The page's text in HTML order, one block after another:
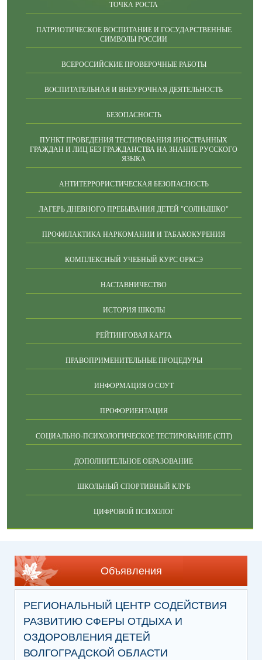
ТОЧКА РОСТА
ПАТРИОТИЧЕСКОЕ ВОСПИТАНИЕ И ГОСУДАРСТВЕННЫЕ
СИМВОЛЫ РОССИИ
ВСЕРОССИЙСКИЕ ПРОВЕРОЧНЫЕ РАБОТЫ
ВОСПИТАТЕЛЬНАЯ И ВНЕУРОЧНАЯ ДЕЯТЕЛЬНОСТЬ
БЕЗОПАСНОСТЬ
ПУНКТ ПРОВЕДЕНИЯ ТЕСТИРОВАНИЯ ИНОСТРАННЫХ
ГРАЖДАН И ЛИЦ БЕЗ ГРАЖДАНСТВА НА ЗНАНИЕ РУССКОГО
ЯЗЫКА
АНТИТЕРРОРИСТИЧЕСКАЯ БЕЗОПАСНОСТЬ
ЛАГЕРЬ ДНЕВНОГО ПРЕБЫВАНИЯ ДЕТЕЙ "СОЛНЫШКО"
ПРОФИЛАКТИКА НАРКОМАНИИ И ТАБАКОКУРЕНИЯ
КОМПЛЕКСНЫЙ УЧЕБНЫЙ КУРС ОРКСЭ
НАСТАВНИЧЕСТВО
ИСТОРИЯ ШКОЛЫ
РЕЙТИНГОВАЯ КАРТА
ПРАВОПРИМЕНИТЕЛЬНЫЕ ПРОЦЕДУРЫ
ИНФОРМАЦИЯ О СОУТ
ПРОФОРИЕНТАЦИЯ
СОЦИАЛЬНО-ПСИХОЛОГИЧЕСКОЕ ТЕСТИРОВАНИЕ (СПТ)
ДОПОЛНИТЕЛЬНОЕ ОБРАЗОВАНИЕ
ШКОЛЬНЫЙ СПОРТИВНЫЙ КЛУБ
ЦИФРОВОЙ ПСИХОЛОГ
Объявления
РЕГИОНАЛЬНЫЙ ЦЕНТР СОДЕЙСТВИЯ
РАЗВИТИЮ СФЕРЫ ОТДЫХА И
ОЗДОРОВЛЕНИЯ ДЕТЕЙ
ВОЛГОГРАДСКОЙ ОБЛАСТИ